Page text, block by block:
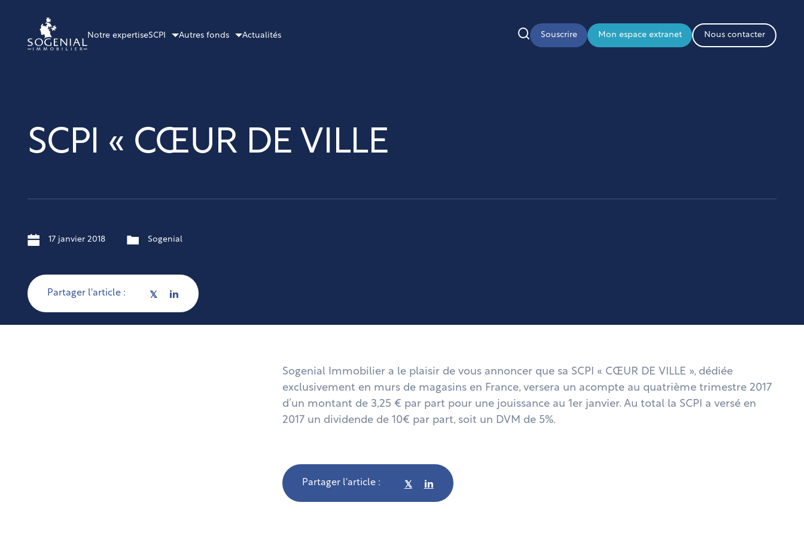
Notre expertiseSCPI Autres fonds Actualités Souscrire Mon espace extranet Nous contacter
SCPI « CŒUR DE VILLE
17 janvier 2018 Sogenial
Partager l'article : 𝕏
Sogenial Immobilier a le plaisir de vous annoncer que sa SCPI « CŒUR DE VILLE », dédiée
exclusivement en murs de magasins en France, versera un acompte au quatrième trimestre 2017
d’un montant de 3,25 € par part pour une jouissance au 1er janvier. Au total la SCPI a versé en
2017 un dividende de 10€ par part, soit un DVM de 5%.
Partager l'article : 𝕏